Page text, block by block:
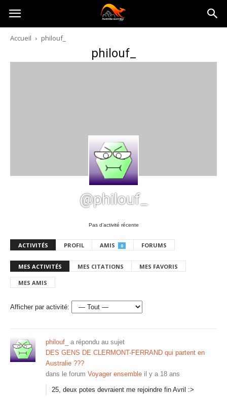
Australia-
australie.com
Accueil philouf_
philouf_
@philouf_
Pas d’activité récente
ACTIVITÉS PROFIL AMIS 0 FORUMS
MES ACTIVITÉS MES CITATIONS MES FAVORIS
MES AMIS
Afficher par activité:
philouf_
a répondu au sujet
DES GENS DE CLERMONT-FERRAND qui partent en
Australie ???
dans le forum Voyager ensemble il y a 18 ans
25, deux potes devraient me rejoindre fin Avril :>